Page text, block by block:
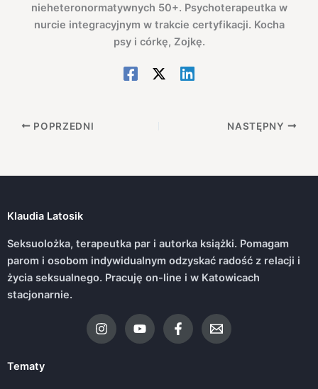
nieheteronormatywnych 50+. Psychoterapeutka w
nurcie integracyjnym w trakcie certyfikacji. Kocha
psy i córkę, Zojkę.
POPRZEDNI NASTĘPNY
Klaudia Latosik
Seksuolożka, terapeutka par i autorka książki. Pomagam
parom i osobom indywidualnym odzyskać radość z relacji i
życia seksualnego. Pracuję on-line i w Katowicach
stacjonarnie.
Tematy